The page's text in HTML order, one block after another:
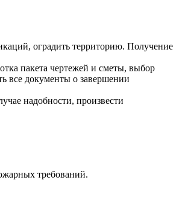
оградить территорию. Получение
пакета чертежей и сметы, выбор
все документы о завершении
надобности, произвести
требований.